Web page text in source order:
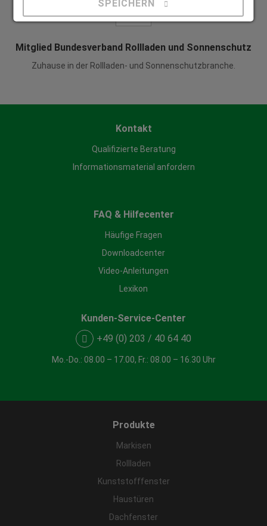
Mitglied Bundesverband Rollladen und Sonnenschutz
Zuhause in der Rollladen- und Sonnenschutzbranche.
Kontakt
Qualifizierte Beratung
Informationsmaterial anfordern
FAQ & Hilfecenter
Häufige Fragen
Downloadcenter
Video-Anleitungen
Lexikon
Kunden-Service-Center
+49 (0) 203 / 40 64 40
Mo.-Do.: 08.00 – 17.00, Fr.: 08.00 – 16.30 Uhr
Produkte
Markisen
Rollladen
Kunststofffenster
Haustüren
Dachfenster
SPEICHERN
Impressum Datenschutz